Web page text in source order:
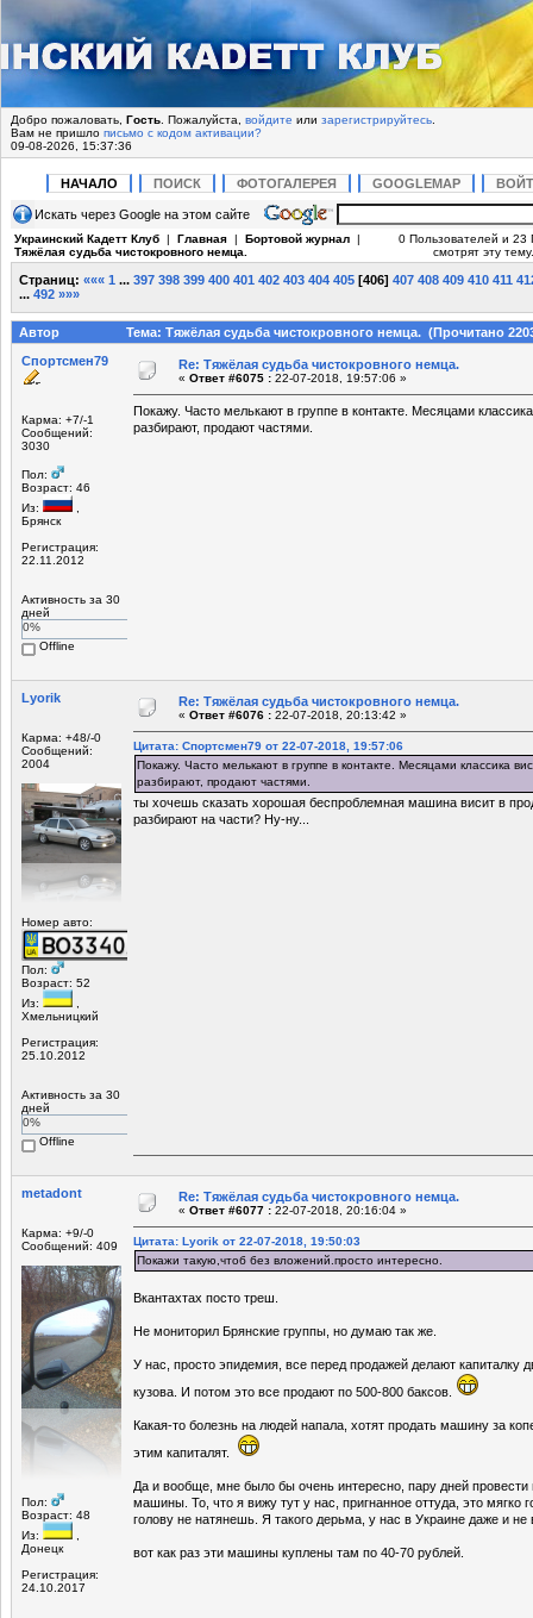
Добро пожаловать, Гость . Пожалуйста, войдите или зарегистрируйтесь
Вам не пришло письмо с кодом активации?
09-08-2026, 15:37:36
НАЧАЛО ПОИСК ФОТОГАЛЕРЕЯ GOOGLEMAP
Искать через Google на этом сайте
Украинский Кадетт Клуб | Главная | Бортовой журнал |
Тяжёлая судьба чистокровного немца.
0 Пользователей и 23
смотрят эту тему.
Страниц: ««« 1 ... 397 398 399 400 401 402 403 404 405 [406] 407 408 409 410 411
... 492 »»»
Автор
Тема: Тяжёлая судьба чистокровного немца. (Прочитано
Спортсмен79
Карма: +7/-1
Сообщений:
3030
Пол:
Возраст: 46
Из:
Брянск
Регистрация:
22.11.2012
Активность за 30
дней
0%
Offline
Re: Тяжёлая судьба чистокровного немца.
« Ответ #6075 : 22-07-2018, 19:57:06 »
Покажу. Часто мелькают в группе в контакте. Месяцами
разбирают, продают частями.
Lyorik
Карма: +48/-0
Сообщений:
2004
Номер авто:
Пол:
Возраст: 52
Из:
,
Хмельницкий
Регистрация:
25.10.2012
Активность за 30
дней
0%
Offline
Re: Тяжёлая судьба чистокровного немца.
« Ответ #6076 : 22-07-2018, 20:13:42 »
Цитата: Спортсмен79 от 22-07-2018, 19:57:06
Покажу. Часто мелькают в группе в контакте. Месяцами классика
разбирают, продают частями.
ты хочешь сказать хорошая беспроблемная машина висит в
разбирают на части? Ну-ну...
metadont
Карма: +9/-0
Сообщений: 409
Пол:
Возраст: 48
Из:
Донецк
Регистрация:
24.10.2017
Re: Тяжёлая судьба чистокровного немца.
« Ответ #6077 : 22-07-2018, 20:16:04 »
Цитата: Lyorik от 22-07-2018, 19:50:03
Покажи такую,чтоб без вложений.просто интересно.
Вкантахтах посто треш.
Не мониторил Брянские группы, но думаю так же.
У нас, просто эпидемия, все перед продажей делают капиталку
кузова. И потом это все продают по 500-800 баксов.
Какая-то болезнь на людей напала, хотят продать машину за
этим капиталят.
Да и вообще, мне было бы очень интересно, пару дней
машины. То, что я вижу тут у нас, пригнанное оттуда, это мягко
голову не натянешь. Я такого дерьма, у нас в Украине даже и не
вот как раз эти машины куплены там по 40-70 рублей.